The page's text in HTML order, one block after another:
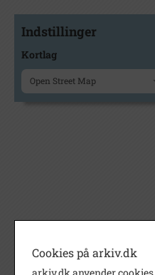
Indstillinger
Kortlag
Open Street Map
Cookies på arkiv.dk
arkiv.dk anvender